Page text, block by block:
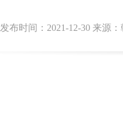
发布时间：2021-12-30 来源